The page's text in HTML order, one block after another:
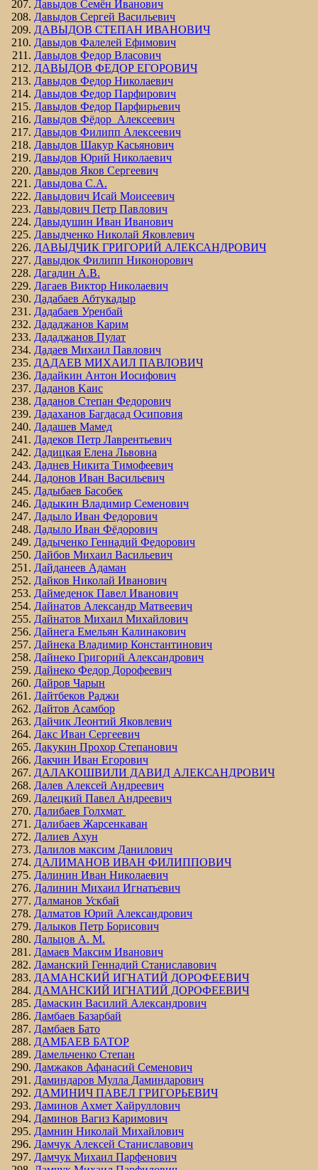
Давыдов Семён Иванович
Давыдов Сергей Васильевич
ДАВЫДОВ СТЕПАН ИВАНОВИЧ
Давыдов Фалелей Ефимович
Давыдов Федор Власович
ДАВЫДОВ ФЕДОР ЕГОРОВИЧ
Давыдов Федор Николаевич
Давыдов Федор Парфирович
Давыдов Федор Парфирьевич
Давыдов Фёдор Алексеевич
Давыдов Филипп Алексеевич
Давыдов Шакур Касьянович
Давыдов Юрий Николаевич
Давыдов Яков Сергеевич
Давыдова С.А.
Давыдович Исай Моисеевич
Давыдович Петр Павлович
Давыдушин Иван Иванович
Давыдченко Николай Яковлевич
ДАВЫДЧИК ГРИГОРИЙ АЛЕКСАНДРОВИЧ
Давыдюк Филипп Никонорович
Дагадин А.В.
Дагаев Виктор Николаевич
Дадабаев Абтукадыр
Дадабаев Уренбай
Дададжанов Карим
Дададжанов Пулат
Дадаев Михаил Павлович
ДАДАЕВ МИХАИЛ ПАВЛОВИЧ
Дадайкин Антон Иосифович
Даданов Kаис
Даданов Степан Федорович
Дадаханов Багдасад Осиповия
Дадашев Мамед
Дадеков Петр Лаврентьевич
Дадицкая Елена Львовна
Даднев Никита Тимофеевич
Дадонов Иван Васильевич
Дадыбаев Басобек
Дадыкин Владимир Семенович
Дадыло Иван Федорович
Дадыло Иван Фёдорович
Дадыченко Геннадий Федорович
Дайбов Михаил Васильевич
Дайданеев Адаман
Дайков Николай Иванович
Даймеденок Павел Иванович
Дайнатов Александр Матвеевич
Дайнатов Михаил Михайлович
Дайнега Емельян Калинакович
Дайнека Владимир Константинович
Дайнеко Григорий Александрович
Дайнеко Федор Дорофеевич
Дайров Чарын
Дайтбеков Раджи
Дайтов Асамбор
Дайчик Леонтий Яковлевич
Дакс Иван Сергеевич
Дакукин Прохор Степанович
Дакчин Иван Егорович
ДАЛАКОШВИЛИ ДАВИД АЛЕКСАНДРОВИЧ
Далев Алексей Андреевич
Далецкий Павел Андреевич
Далибаев Голхмат
Далибаев Жарсенкаван
Далиев Ахун
Далилов максим Данилович
ДАЛИМАНОВ ИВАН ФИЛИППОВИЧ
Далинин Иван Николаевич
Далинин Михаил Игнатьевич
Далманов Ускбай
Далматов Юрий Александрович
Далыков Петр Борисович
Дальцов А. М.
Дамаев Максим Иванович
Даманский Геннадий Станиславович
ДАМАНСКИЙ ИГНАТИЙ ДОРОФЕЕВИЧ
ДАМАНСКИЙ ИГНАТИЙ ДОРОФЕЕВИЧ
Дамаскин Василий Александрович
Дамбаев Базарбай
Дамбаев Бато
ДАМБАЕВ БАТОР
Дамельченко Степан
Дамжаков Афанасий Семенович
Даминдаров Мулла Даминдарович
ДАМИНИЧ ПАВЕЛ ГРИГОРЬЕВИЧ
Даминов Ахмет Хайруллович
Даминов Вагиз Каримович
Дамнин Николай Михайлович
Дамчук Алексей Станиславович
Дамчук Михаил Парфенович